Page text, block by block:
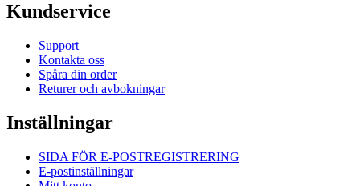
Kundservice
Support
Kontakta oss
Spåra din order
Returer och avbokningar
Inställningar
SIDA FÖR E-POSTREGISTRERING
E-postinställningar